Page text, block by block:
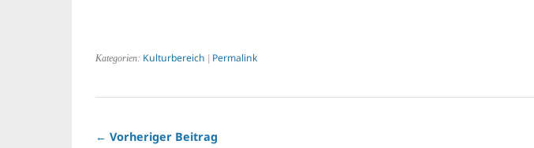
Kategorien: Kulturbereich Permalink
← Vorheriger Beitrag